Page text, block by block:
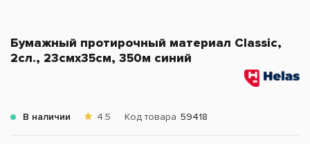
Бумажный протирочный материал Classic,
2сл., 23смх35см, 350м синий
В наличии 4.5 Код товара 59418